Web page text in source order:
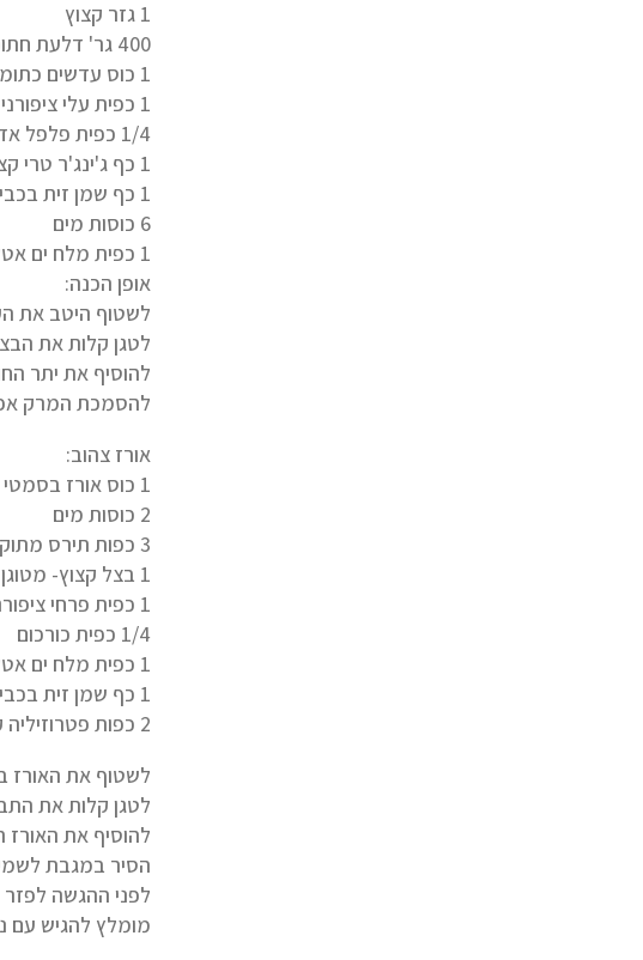
1 גזר קצוץ
400 גר' דלעת חתוכה לקוביות
1 כוס עדשים כתומות
1 כפית עלי ציפורני חתול יבשים טחונים
1/4 כפית פלפל אדום חריף יבש
1 כף ג'ינג'ר טרי קצוץ
1 כף שמן זית בכבישה קרה
6 כוסות מים
1 כפית מלח ים אטלנטי גס
אופן הכנה:
לשטוף היטב את
לטגן קלות את
להסמכת המרק אפשר להוסיף 3 כפות גריסי
אורז צהוב:
1 כוס אורז בסמטי מלא
2 כוסות מים
3 כפות תירס מתוק (גרגרים קפואים)
1 בצל קצוץ- מטוגן קלות בשמן זית
1 כפית פרחי ציפורני חתול טחונים
1/4 כפית כורכום
1 כפית מלח ים אטלנטי גס
1 כף שמן זית בכבישה קרה
2 כפות פטרוזיליה קצוצה
לשטוף את האורז
לטגן קלות את
הסיר במגבת
לפני ההגשה לפזר
מומלץ להגיש עם